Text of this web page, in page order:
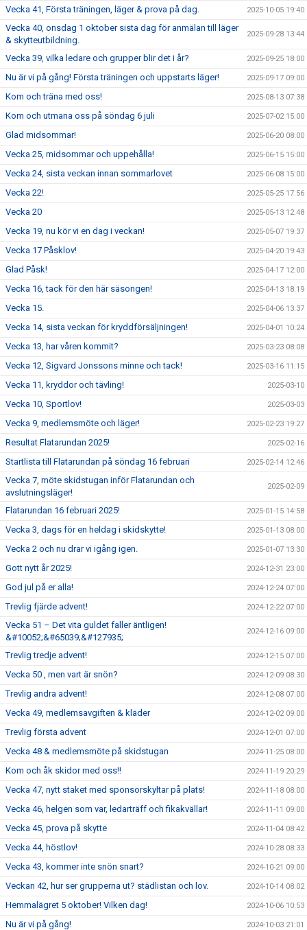
Vecka 41, Första träningen, läger & prova på dag. 2025-10-05 19:40
Vecka 40, onsdag 1 oktober sista dag för anmälan till läger
& skytteutbildning.
2025-09-28 13:44
Vecka 39, vilka ledare och grupper blir det i år? 2025-09-25 18:00
Nu är vi på gång! Första träningen och uppstarts läger! 2025-09-17 09:00
Kom och träna med oss! 2025-08-13 07:38
Kom och utmana oss på söndag 6 juli 2025-07-02 15:00
Glad midsommar! 2025-06-20 08:00
Vecka 25, midsommar och uppehålla! 2025-06-15 15:00
Vecka 24, sista veckan innan sommarlovet 2025-06-08 15:00
Vecka 22! 2025-05-25 17:56
Vecka 20 2025-05-13 12:48
Vecka 19, nu kör vi en dag i veckan! 2025-05-07 19:37
Vecka 17 Påsklov! 2025-04-20 19:43
Glad Påsk! 2025-04-17 12:00
Vecka 16, tack för den här säsongen! 2025-04-13 18:19
Vecka 15. 2025-04-06 13:37
Vecka 14, sista veckan för kryddförsäljningen! 2025-04-01 10:24
Vecka 13, har våren kommit? 2025-03-23 08:08
Vecka 12, Sigvard Jonssons minne och tack! 2025-03-16 11:15
Vecka 11, kryddor och tävling! 2025-03-10
Vecka 10, Sportlov! 2025-03-03
Vecka 9, medlemsmöte och läger! 2025-02-23 19:27
Resultat Flatarundan 2025! 2025-02-16
Startlista till Flatarundan på söndag 16 februari 2025-02-14 12:46
Vecka 7, möte skidstugan inför Flatarundan och
avslutningsläger!
2025-02-09
Flatarundan 16 februari 2025! 2025-01-15 14:58
Vecka 3, dags för en heldag i skidskytte! 2025-01-13 08:00
Vecka 2 och nu drar vi igång igen. 2025-01-07 13:30
Gott nytt år 2025! 2024-12-31 23:00
God jul på er alla! 2024-12-24 07:00
Trevlig fjärde advent! 2024-12-22 07:00
Vecka 51 – Det vita guldet faller äntligen!
&#10052;&#65039;&#127935;
2024-12-16 09:00
Trevlig tredje advent! 2024-12-15 07:00
Vecka 50 , men vart är snön? 2024-12-09 08:30
Trevlig andra advent! 2024-12-08 07:00
Vecka 49, medlemsavgiften & kläder 2024-12-02 09:00
Trevlig första advent 2024-12-01 07:00
Vecka 48 & medlemsmöte på skidstugan 2024-11-25 08:00
Kom och åk skidor med oss!! 2024-11-19 20:29
Vecka 47, nytt staket med sponsorskyltar på plats! 2024-11-18 08:00
Vecka 46, helgen som var, ledarträff och fikakvällar! 2024-11-11 09:00
Vecka 45, prova på skytte 2024-11-04 08:42
Vecka 44, höstlov! 2024-10-28 08:33
Vecka 43, kommer inte snön snart? 2024-10-21 09:00
Veckan 42, hur ser grupperna ut? städlistan och lov. 2024-10-14 08:02
Hemmalägret 5 oktober! Vilken dag! 2024-10-06 10:53
Nu är vi på gång! 2024-10-03 21:01